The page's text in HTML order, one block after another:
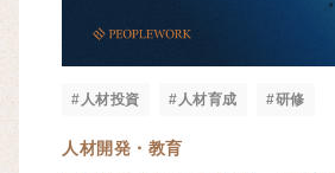
#人材投資 #人材育成 #研修
人材開発・教育